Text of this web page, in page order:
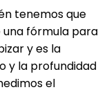
tenemos que
fórmula para
y es la
y la profundidad
el